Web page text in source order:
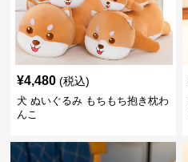
¥4,480 (税込)
犬 ぬいぐるみ もちもち抱き枕わ
んこ